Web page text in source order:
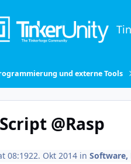
und externe Tools
@Rasp
08:1922. Okt 2014in Software,